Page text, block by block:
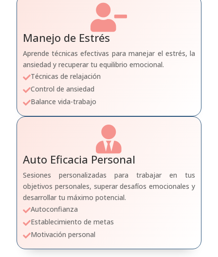

Manejo de Estrés
Aprende técnicas efectivas para manejar el estrés, la
ansiedad y recuperar tu equilibrio emocional.
Técnicas de relajación
Control de ansiedad
Balance vida-trabajo

Auto Eficacia Personal
Sesiones personalizadas para trabajar en tus
objetivos personales, superar desafíos emocionales y
desarrollar tu máximo potencial.
Autoconfianza
Establecimiento de metas
Motivación personal